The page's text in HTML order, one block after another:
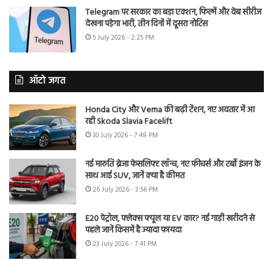
Telegram पर सरकार का बड़ा एक्शन, फिल्में और वेब सीरीज
देखना पड़ेगा भारी, तीन दिनों में दूसरा नोटिस
5 July 2026 - 2:25 PM
ऑटो जगत
Honda City और Verna की बढ़ी टेंशन, नए अवतार में आ
रही Skoda Slavia Facelift
30 July 2026 - 7:48 PM
नई मारुति ब्रेजा फेसलिफ्ट लॉन्च, नए फीचर्स और टर्बो इंजन के
साथ आई SUV, जानें क्या है कीमत
26 July 2026 - 3:56 PM
E20 पेट्रोल, फ्लेक्स फ्यूल या EV कार? नई गाड़ी खरीदने से
पहले जानें किसमें है ज्यादा फायदा
23 July 2026 - 7:41 PM